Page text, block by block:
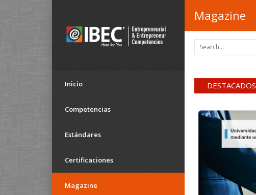
Inicio
Competencias
Estándares
Certificaciones
Magazine
Magazine
DESTACADOS